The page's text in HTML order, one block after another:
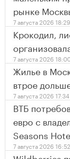
рынке
7 августа 2026 18:29
Крокодил,
7 августа 2026
Жилье в
втрое
7 августа 2026 17:34
ВТБ
евро с
Seasons
7 августа 2026 16:52